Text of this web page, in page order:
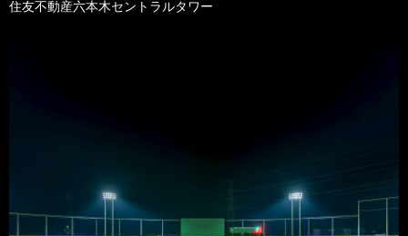
住友不動産六本木セントラルタワー